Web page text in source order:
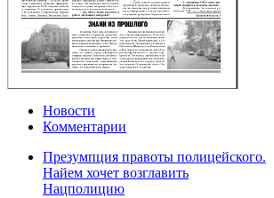
Новости
Комментарии
Презумпция правоты полицейского.
Найем хочет возглавить
Нацполицию